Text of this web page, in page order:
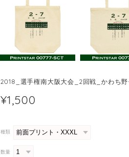
2018_選手権南大阪大会_2回戦_かわち
¥1,500
種類
数量